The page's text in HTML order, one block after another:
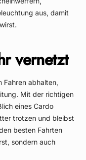
aus, damit
vernetzt
Fahren abhalten,
Mit der richtigen
eines Cardo
trotzen und bleibst
besten Fahrten
sondern auch